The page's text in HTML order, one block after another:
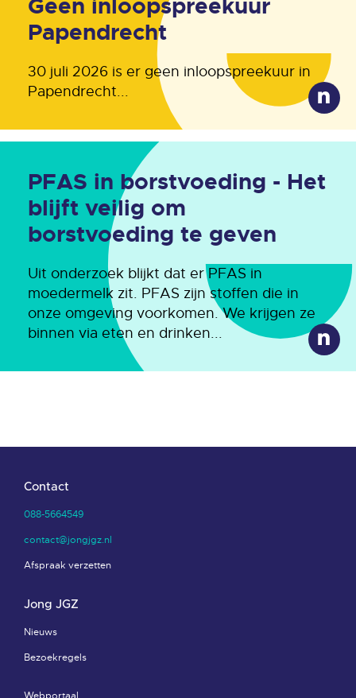
Geen inloopspreekuur
Papendrecht
30 juli 2026 is er geen inloopspreekuur in
Papendrecht...
PFAS in borstvoeding - Het
blijft veilig om
borstvoeding te geven
Uit onderzoek blijkt dat er PFAS in
moedermelk zit. PFAS zijn stoffen die in
onze omgeving voorkomen. We krijgen ze
binnen via eten en drinken...
Contact
088-5664549
contact@jongjgz.nl
Afspraak verzetten
Jong JGZ
Nieuws
Bezoekregels